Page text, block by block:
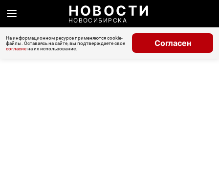
НОВОСТИ
НОВОСИБИРСКА
На информационном ресурсе применяются cookie-
файлы. Оставаясь на сайте, вы подтверждаете свое
согласиена их использование.
Согласен